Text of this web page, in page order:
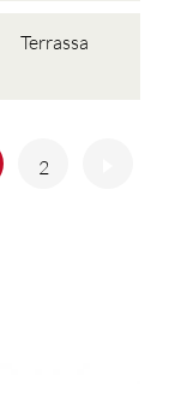
Terrassa
2